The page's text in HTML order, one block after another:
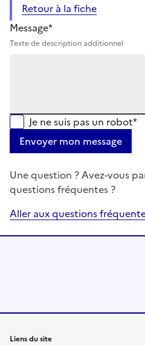
Retour à la fiche
Message*
Texte de description additionnel
Je ne suis pas un robot*
Envoyer mon message
Une question ? Avez-vous
questions fréquentes ?
Aller aux questions
Liens du site